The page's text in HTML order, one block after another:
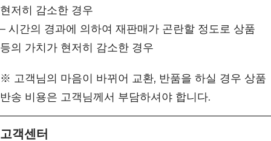
현저히 감소한 경우
– 시간의 경과에 의하여 재판매가 곤란할 정도로 상품
등의 가치가 현저히 감소한 경우
※ 고객님의 마음이 바뀌어 교환, 반품을 하실 경우 상품
반송 비용은 고객님께서 부담하셔야 합니다.
고객센터